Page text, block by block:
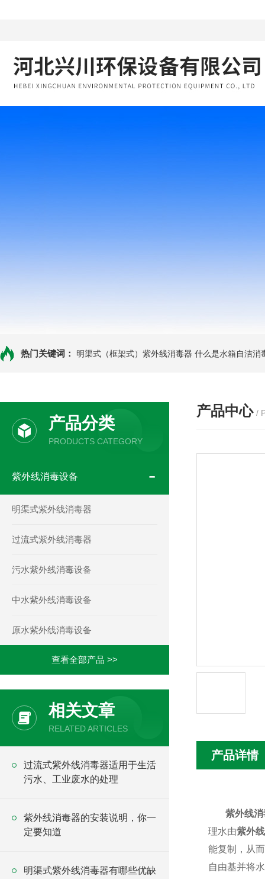
热门关键词： 明渠式（框架式）紫外线消毒器 什么是水箱自洁消
产品分类
PRODUCTS CATEGORY
紫外线消毒设备
明渠式紫外线消毒器
过流式紫外线消毒器
污水紫外线消毒设备
中水紫外线消毒设备
原水紫外线消毒设备
查看全部产品 >>
相关文章
RELATED ARTICLES
过流式紫外线消毒器适用于生活
污水、工业废水的处理
紫外线消毒器的安装说明，你一
定要知道
明渠式紫外线消毒器有哪些优缺
产品中心 /
产品详情
紫外线
理水由紫外
能复制，从
自由基并将